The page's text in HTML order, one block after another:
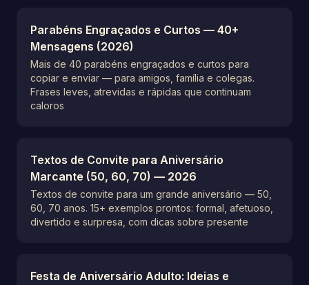
Parabéns Engraçados e Curtos — 40+
Mensagens (2026)
Mais de 40 parabéns engraçados e curtos para
copiar e enviar — para amigos, família e colegas.
Frases leves, atrevidas e rápidas que continuam
caloros
Textos de Convite para Aniversário
Marcante (50, 60, 70) — 2026
Textos de convite para um grande aniversário — 50,
60, 70 anos. 15+ exemplos prontos: formal, afetuoso,
divertido e surpresa, com dicas sobre presente
Festa de Aniversário Adulto: Ideias e